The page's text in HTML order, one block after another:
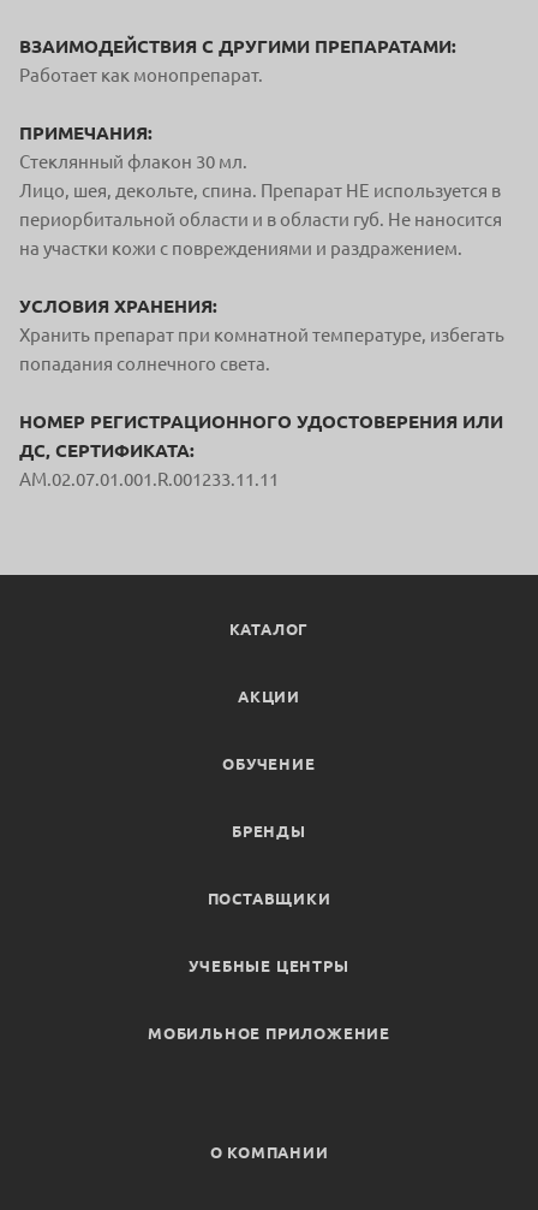
ВЗАИМОДЕЙСТВИЯ С ДРУГИМИ ПРЕПАРАТАМИ:
Работает как монопрепарат.
ПРИМЕЧАНИЯ:
Стеклянный флакон 30 мл.
Лицо, шея, декольте, спина. Препарат НЕ используется в
периорбитальной области и в области губ. Не наносится
на участки кожи с повреждениями и раздражением.
УСЛОВИЯ ХРАНЕНИЯ:
Хранить препарат при комнатной температуре, избегать
попадания солнечного света.
НОМЕР РЕГИСТРАЦИОННОГО УДОСТОВЕРЕНИЯ ИЛИ
ДС, СЕРТИФИКАТА:
АМ.02.07.01.001.R.001233.11.11
КАТАЛОГ
АКЦИИ
ОБУЧЕНИЕ
БРЕНДЫ
ПОСТАВЩИКИ
УЧЕБНЫЕ ЦЕНТРЫ
МОБИЛЬНОЕ ПРИЛОЖЕНИЕ
О КОМПАНИИ